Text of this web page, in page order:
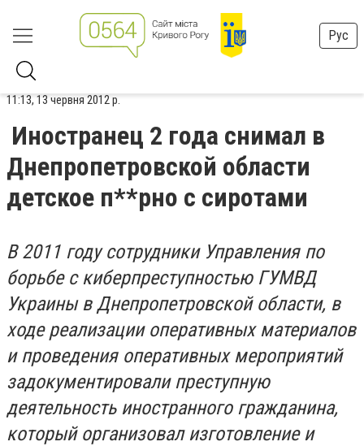
Рус
11:13, 13 червня 2012 р.
Иностранец 2 года снимал в
Днепропетровской области
детское п**рно с сиротами
В 2011 году сотрудники Управления по
борьбе с киберпреступностью ГУМВД
Украины в Днепропетровской области, в
ходе реализации оперативных материалов
и проведения оперативных мероприятий
задокументировали преступную
деятельность иностранного гражданина,
который организовал изготовление и